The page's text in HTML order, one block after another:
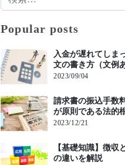
Popular posts
入金が遅れてしま
文の書き方（文例
2023/09/04
請求書の振込手数
が原則である法的
2023/12/21
【基礎知識】徴収
の違いを解説